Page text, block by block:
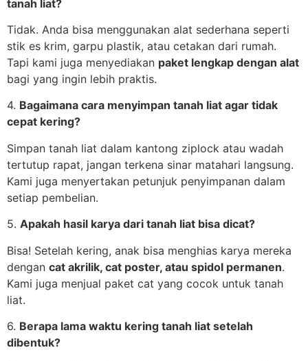
tanah liat?
Tidak. Anda bisa menggunakan alat sederhana seperti
stik es krim, garpu plastik, atau cetakan dari rumah.
Tapi kami juga menyediakan paket lengkap dengan alat
bagi yang ingin lebih praktis.
4. Bagaimana cara menyimpan tanah liat agar tidak
cepat kering?
Simpan tanah liat dalam kantong ziplock atau wadah
tertutup rapat, jangan terkena sinar matahari langsung.
Kami juga menyertakan petunjuk penyimpanan dalam
setiap pembelian.
5. Apakah hasil karya dari tanah liat bisa dicat?
Bisa! Setelah kering, anak bisa menghias karya mereka
dengan cat akrilik, cat poster, atau spidol permanen.
Kami juga menjual paket cat yang cocok untuk tanah
liat.
6. Berapa lama waktu kering tanah liat setelah
dibentuk?